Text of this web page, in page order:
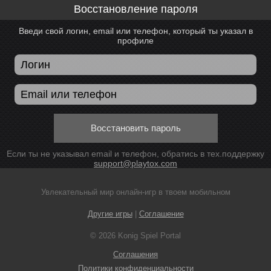
Восстановление пароля
Введи свой логин, email или телефон, который ты указал в
профиле
Восстановить пароль
Если ты не указывал email и телефон, обратись в тех.поддержку
support@playtox.com
Увлекательный мир онлайн-игр в твоем мобильном
Другие игры| Соглашение
© 2026 Konig Spiel Portal
Соглашения
Политики конфиденциальности